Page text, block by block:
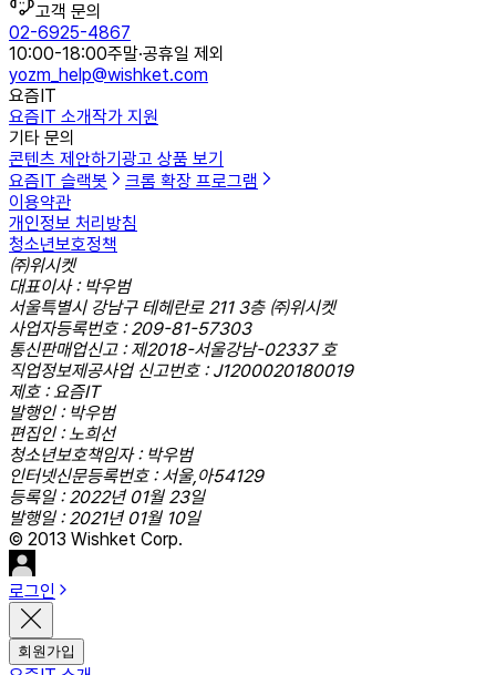
고객 문의
02-6925-4867
10:00-18:00주말·공휴일 제외
yozm_help@wishket.com
요즘IT
요즘IT 소개작가 지원
기타 문의
콘텐츠 제안하기 광고 상품 보기
요즘IT 슬랙봇
크롬 확장 프로그램
이용약관
개인정보 처리방침
청소년보호정책
㈜위시켓
대표이사 : 박우범
서울특별시 강남구 테헤란로 211 3층 ㈜위시켓
사업자등록번호 : 209-81-57303
통신판매업신고 : 제2018-서울강남-02337 호
직업정보제공사업 신고번호 : J1200020180019
제호 : 요즘IT
발행인 : 박우범
편집인 : 노희선
청소년보호책임자 : 박우범
인터넷신문등록번호 : 서울,아54129
등록일 : 2022년 01월 23일
발행일 : 2021년 01월 10일
© 2013 Wishket Corp.
로그인
회원가입